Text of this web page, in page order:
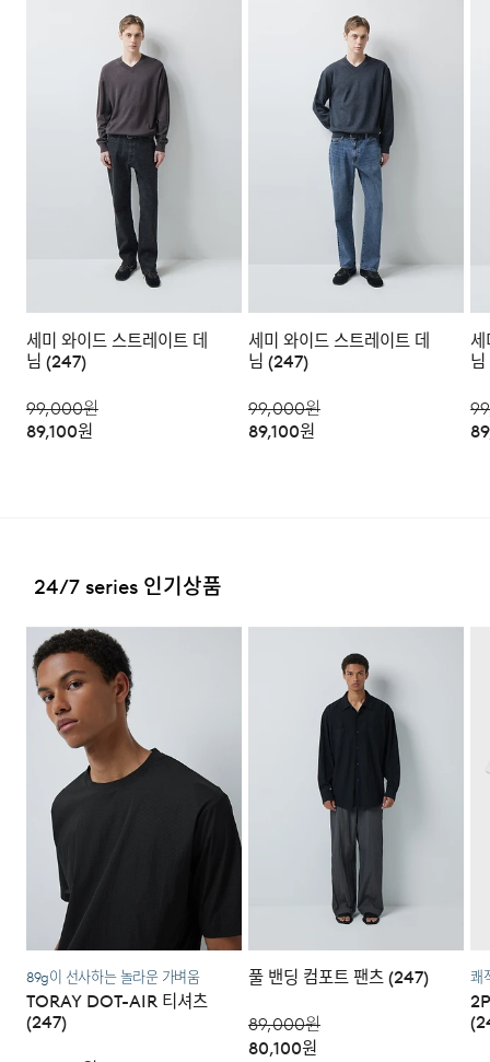
전체적인 룩의 프로포션을 안정적으로 잡아줍니다.
세탁방법 및
취급시 주의사항
상품상세설명참조
제조연월 2026년 03월
(해당 정보는 실제 상품과
상이할 수 있음. 정확한 제조일은 제품
별도 표기 참고)
품질보증기준
코오롱 인더스트리㈜FnC부문 제품의
품질보증기간은 구입일로부터 1년,
입점사 제품의 경우, 업체마다 다를 수
있음 그 외 기준은 관련법 및
소비자분쟁해결 규정에 따름
전화번호
7667
물의 온도 30˚c를 표준으로 약하게 손세탁을 할 수 있다
(세탁기 사용 불가) 세제의 종류는 중성세제를 사용한다.
[매장직배송]
·일부 상품의 경우, 지정된 매장에서 직접 배송이 이루어집
·지정된 매장의 재고 부족시 타매장에서 재고를 수급하여 배
송하므로 3~7일이 소요됩니다.
* 예약 및 공동구매와 같은 특정 상품의 경우, 사전에 공지
된 발송일에 일괄 배송됩니다.
배송지역
전국배송 가능 (제주도나 기타도서 지방은 별도의 요금이 부
편의점 픽업 가능 상품에 한하여 주문 시 배송 주소에 원하
회원구매 시 배송비는 2,500원 (3만원 이상 무료) (도서,산
간,오지 일부 지역은 배송비가 추가됩니다.)
도서지역 추가 배송료: 3,000~9,000원 (도서지역별로 상
이하며 추가 금액이 발생할 수 있습니다.)
·반품에 의한 선환불은 불가능 하며, 반품 상품이 물류센터
로 입고된 후 상품의 이상 유무를 확인한 후에 환불처리 해
드립니다.
1. 교환 & 반품시 주의사항
·교환 및 반품은 제품 수령 후 7일 이내에 가능합니다.
·상품은 착용한 흔적이 있거나, 상품tag가 손상된 경우 교
환/반품/환불이 불가합니다. 교환시 맞교환은 불가능하며,
상품 입고 후 교환을 원하시는 제품으로 배송해드립니다.
·교환 및 반품내역이 접수되지 않거나, 지정된 반송처로 반
송되지 않을 시, 교환/반품/환불 절차가 지연되오니 양해
부탁 드립니다.
·교환 및 반품 상품 포장 시 상품이 외부로 유실되지 않도록
테이프 등으로 안전하게 포장하여 발송해 주시기 바랍니다.
문/배송 내역조회에서 직접 접수 하시거나 고객센터를 통해
접수해주세요.
·직접 반품: 코오롱인더스트리 FnC부문 제품의 반품처 주
소는 '경기도 화성시 동탄산단 10길 74 코오롱 온라인 9
층'입니다. / 고객센터:
·편의점 반품: 편의점 반품은 편의점 픽업이 가능한 상품에
한해서 이용 가능합니다. 편의점 반품 신청 후 발급되는 승
인번호로 GS25에 설치된 PostBox에 반품 접수를 진행해
주시기 바랍니다.
·코오롱물류 인터넷 쇼핑몰 (지정된 반송처로 반송되지 않
을 시, 교환 및 반품 절차가 지연될 수 있습니다.)
·단순 변심으로 인한 교환 및 반품 시 택배비용은 고객님께
서 부담하셔야 합니다. (배송착오 및 제품 불량의 경우 제외)
3. 교환/반품이 가능한 경우
·상품을 공급받으신 날로부터 7일 이내에 요청이 가능합니
·일반적인 수선 기간은 배송 기간 포함하여 약 10일 이내이
나, 수선의 난이도와 원부자재 수급 상황에 따라 달라질 수
있습니다.
·자세한 수선 접수 방법과 수선 비용은 아래 '수선품 접수 자
세히 보기'를 통해 확인 가능합니다.
수선품 접수 자세히 보기
세미 와이드 스트레이트 데
님 (247)
99,000원
89,100원
세미 와이드 스트레이트 데
님 (247)
99,000원
89,100원
세
24/7 series 인기상품
89g이 선사하는 놀라운 가벼움
TORAY DOT-AIR 티셔츠
(247)
풀 밴딩 컴포트 팬츠 (247)
89,000원
80,100원
쾌